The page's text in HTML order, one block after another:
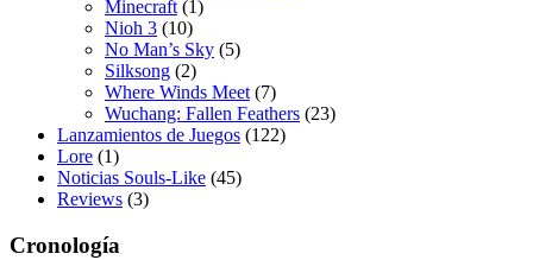
Minecraft(1)
Nioh 3 (10)
No Man’s Sky (5)
Silksong (2)
Where Winds Meet(7)
Wuchang: Fallen Feathers (23)
Lanzamientos de Juegos (122)
Lore (1)
Noticias Souls-Like (45)
Reviews (3)
Cronología